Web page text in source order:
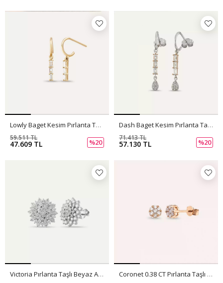
Lowly Baget Kesim Pırlanta Taşlı Sarı Altın Küpe
47.609 TL
59.511 TL
%20
Dash Baget Kesim Pırlanta Taşlı Beyaz Altın Küpe
57.130 TL
71.413 TL
%20
Victoria Pırlanta Taşlı Beyaz Altın Küpe Coronet 0.38 CT Pırlanta Taşlı Rose Altın Küpe